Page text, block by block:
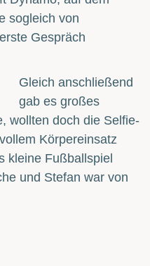
sogleich von
Gespräch
Gleich anschließend
gab es großes
wollten doch die Selfie-
Körpereinsatz
kleine Fußballspiel
und Stefan war von